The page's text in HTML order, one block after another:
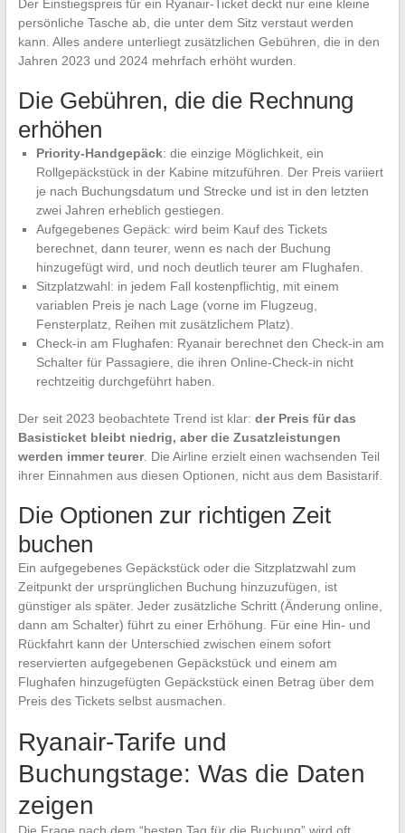
Der Einstiegspreis für ein Ryanair-Ticket deckt nur eine kleine
persönliche Tasche ab, die unter dem Sitz verstaut werden
kann. Alles andere unterliegt zusätzlichen Gebühren, die in den
Jahren 2023 und 2024 mehrfach erhöht wurden.
Die Gebühren, die die Rechnung
erhöhen
Priority-Handgepäck: die einzige Möglichkeit, ein
Rollgepäckstück in der Kabine mitzuführen. Der Preis variiert
je nach Buchungsdatum und Strecke und ist in den letzten
zwei Jahren erheblich gestiegen.
Aufgegebenes Gepäck: wird beim Kauf des Tickets
berechnet, dann teurer, wenn es nach der Buchung
hinzugefügt wird, und noch deutlich teurer am Flughafen.
Sitzplatzwahl: in jedem Fall kostenpflichtig, mit einem
variablen Preis je nach Lage (vorne im Flugzeug,
Fensterplatz, Reihen mit zusätzlichem Platz).
Check-in am Flughafen: Ryanair berechnet den Check-in am
Schalter für Passagiere, die ihren Online-Check-in nicht
rechtzeitig durchgeführt haben.
Der seit 2023 beobachtete Trend ist klar: der Preis für das
Basisticket bleibt niedrig, aber die Zusatzleistungen
werden immer teurer. Die Airline erzielt einen wachsenden Teil
ihrer Einnahmen aus diesen Optionen, nicht aus dem Basistarif.
Die Optionen zur richtigen Zeit
buchen
Ein aufgegebenes Gepäckstück oder die Sitzplatzwahl zum
Zeitpunkt der ursprünglichen Buchung hinzuzufügen, ist
günstiger als später. Jeder zusätzliche Schritt (Änderung online,
dann am Schalter) führt zu einer Erhöhung. Für eine Hin- und
Rückfahrt kann der Unterschied zwischen einem sofort
reservierten aufgegebenen Gepäckstück und einem am
Flughafen hinzugefügten Gepäckstück einen Betrag über dem
Preis des Tickets selbst ausmachen.
Ryanair-Tarife und
Buchungstage: Was die Daten
zeigen
Die Frage nach dem “besten Tag für die Buchung” wird oft